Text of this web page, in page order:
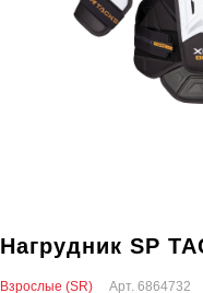
Нагрудник SP
Взрослые (SR) Арт. 6864732